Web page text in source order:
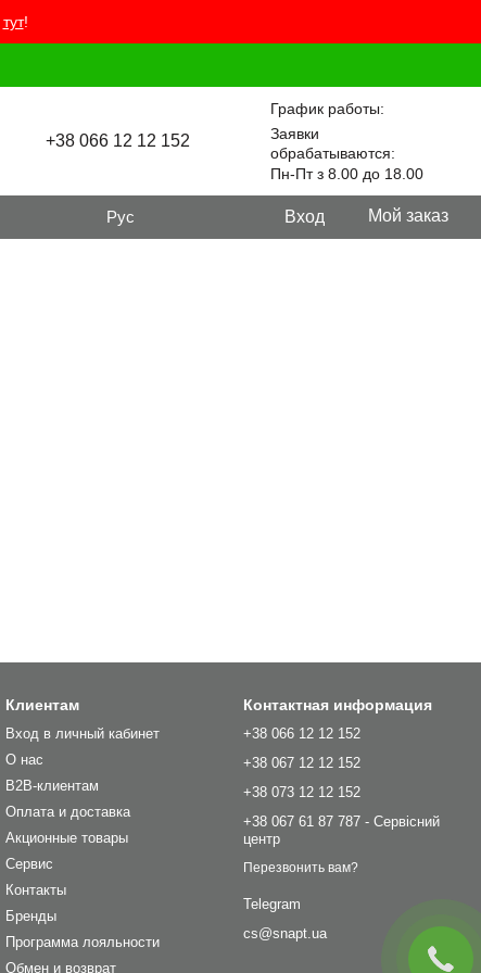
тут!
+38 066 12 12 152
График работы:
Заявки
обрабатываются:
Пн-Пт з 8.00 до 18.00
Рус Вход Мой заказ
Клиентам
Вход в личный кабинет
О нас
B2B-клиентам
Оплата и доставка
Акционные товары
Сервис
Контакты
Бренды
Программа лояльности
Обмен и возврат
Контактная информация
+38 066 12 12 152
+38 067 12 12 152
+38 073 12 12 152
+38 067 61 87 787 - Сервісний
центр
Перезвонить вам?
Telegram
cs@snapt.ua